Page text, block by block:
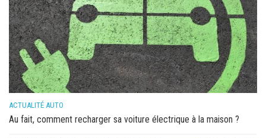
ACTUALITÉ AUTO
Au fait, comment recharger sa voiture électrique à la maison ?